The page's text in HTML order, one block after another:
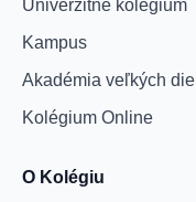
Univerzitné kolégium
Kampus
Akadémia veľkých diel
Kolégium Online
O Kolégiu